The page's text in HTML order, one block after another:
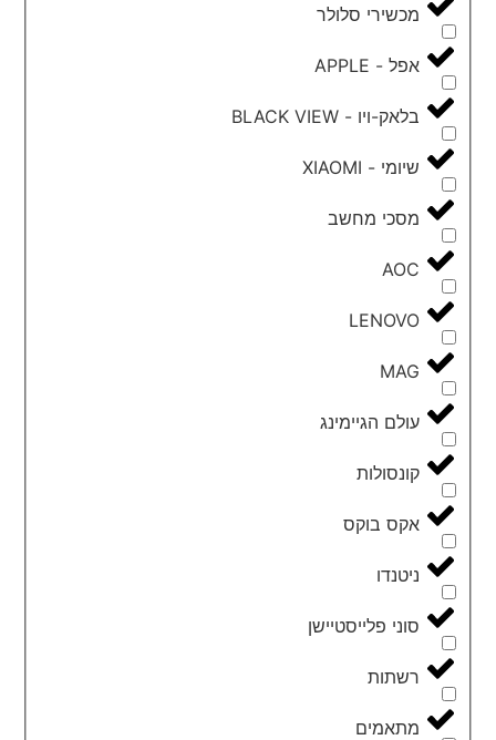
מכשירי סלולר
אפל - APPLE
בלאק-ויו - BLACK VIEW
שיומי - XIAOMI
מסכי מחשב
AOC
LENOVO
MAG
עולם הגיימינג
קונסולות
אקס בוקס
ניטנדו
סוני פלייסטיישן
רשתות
מתאמים